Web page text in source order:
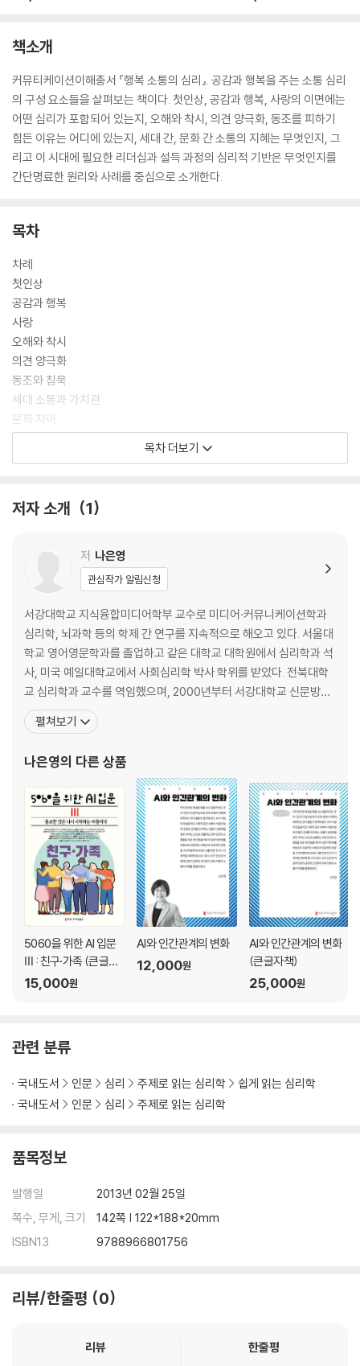
책소개
커뮤티케이션이해총서 『행복 소통의 심리』. 공감과 행복을 주는 소통 심리
의 구성 요소들을 살펴보는 책이다. 첫인상, 공감과 행복, 사랑의 이면에는
어떤 심리가 포함되어 있는지, 오해와 착시, 의견 양극화, 동조를 피하기
힘든 이유는 어디에 있는지, 세대 간, 문화 간 소통의 지혜는 무엇인지, 그
리고 이 시대에 필요한 리더십과 설득 과정의 심리적 기반은 무엇인지를
간단명료한 원리와 사례를 중심으로 소개한다.
목차
차례
첫인상
공감과 행복
사랑
오해와 착시
의견 양극화
동조와 침묵
세대 소통과 가치관
문화 차이
리더십
목차 더보기
저자 소개 1
저 나은영
관심작가 알림신청
서강대학교 지식융합미디어학부 교수로 미디어·커뮤니케이션학과
심리학, 뇌과학 등의 학제 간 연구를 지속적으로 해오고 있다. 서울대
학교 영어영문학과를 졸업하고 같은 대학교 대학원에서 심리학과 석
사, 미국 예일대학교에서 사회심리학 박사 학위를 받았다. 전북대학
교 심리학과 교수를 역임했으며, 2000년부터 서강대학교 신문방송
학과 교수로 재직하고 있다. 융합 학문적 저서 《미디어 심리학》으로
한국방송학회 학술상(2010)을 수상했으며 이 외에도 《인간 커뮤니
한국언론학회 학술상(2016)을 수상한 “미디어 공간 인식과 프
펼쳐보기
나은영의 다른 상품
5060을 위한 AI 입문
Ⅲ : 친구·가족 (큰글자
책)
15,000원
AI와 인간관계의 변화
12,000원
AI와 인간관계의 변화
(큰글자책)
25,000원
관련 분류
국내도서 인문 심리 주제로 읽는 심리학
쉽게 읽는 심리학
국내도서
인문 심리 주제로 읽는 심리학
품목정보
발행일
2013년 02월 25일
쪽수, 무게, 크기
142쪽 | 122*188*20mm
ISBN13
9788966801756
리뷰/한줄평 0
리뷰
한줄평